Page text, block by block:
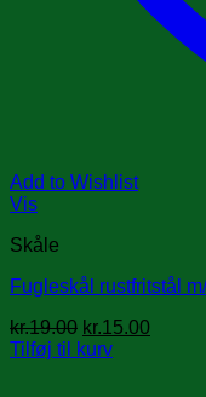
Add to Wishlist
Vis
Skåle
Fugleskål rustfritstål
kr.19.00 Den
oprindelige
kr.15.00Den
Tilføj til kurv